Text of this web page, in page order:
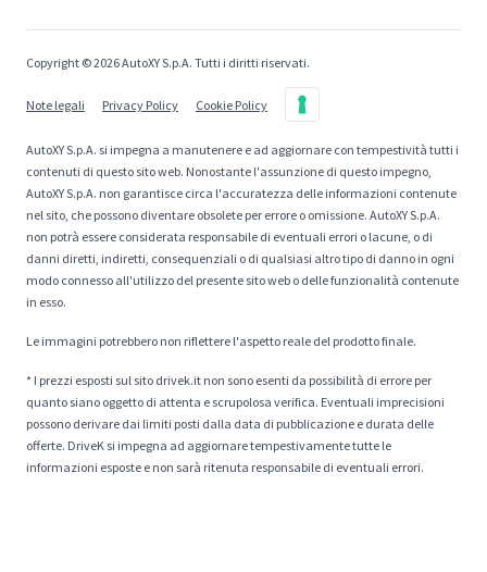
Copyright © 2026 AutoXY S.p.A. Tutti i diritti riservati.
Note legali Privacy Policy Cookie Policy
AutoXY S.p.A. si impegna a manutenere e ad aggiornare con tempestività tutti i
contenuti di questo sito web. Nonostante l'assunzione di questo impegno,
AutoXY S.p.A. non garantisce circa l'accuratezza delle informazioni contenute
nel sito, che possono diventare obsolete per errore o omissione. AutoXY S.p.A.
non potrà essere considerata responsabile di eventuali errori o lacune, o di
danni diretti, indiretti, consequenziali o di qualsiasi altro tipo di danno in ogni
modo connesso all'utilizzo del presente sito web o delle funzionalità contenute
in esso.
Le immagini potrebbero non riflettere l'aspetto reale del prodotto finale.
* I prezzi esposti sul sito drivek.it non sono esenti da possibilità di errore per
quanto siano oggetto di attenta e scrupolosa verifica. Eventuali imprecisioni
possono derivare dai limiti posti dalla data di pubblicazione e durata delle
offerte. DriveK si impegna ad aggiornare tempestivamente tutte le
informazioni esposte e non sarà ritenuta responsabile di eventuali errori.